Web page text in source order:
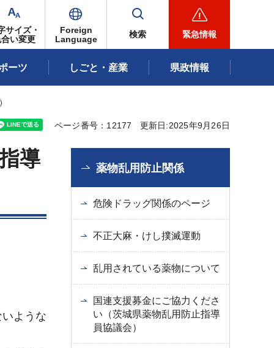
サイズ・
い変更
Foreign
Language
検索 緊急情報
ーツ しごと・産業 県政情報
ページ番号：12177 更新日:2025年9月26日
導
ような
薬物乱用防止関係
危険ドラッグ関係のページ
不正大麻・けし撲滅運動
乱用されている薬物について
国連支援募金にご協力くださ
い（茨城県薬物乱用防止指導
員協議会）